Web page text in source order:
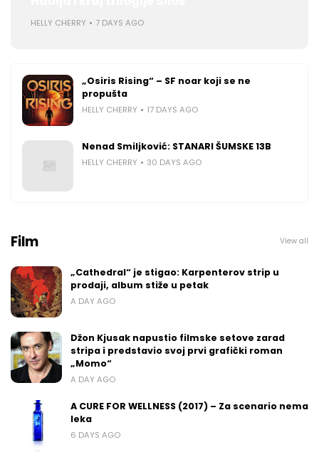
HELLY CHERRY 7 DAYS AGO
„Osiris Rising“ – SF noar koji se ne
propušta
HELLY CHERRY 17 DAYS AGO
Nenad Smiljković: STANARI ŠUMSKE 13B
HELLY CHERRY 30 DAYS AGO
Film View all
„Cathedral“ je stigao: Karpenterov strip u
prodaji, album stiže u petak
A DAY AGO
Džon Kjusak napustio filmske setove zarad
stripa i predstavio svoj prvi grafički roman
„Momo“
A DAY AGO
A CURE FOR WELLNESS (2017) – Za scenario nema
leka
6 DAYS AGO